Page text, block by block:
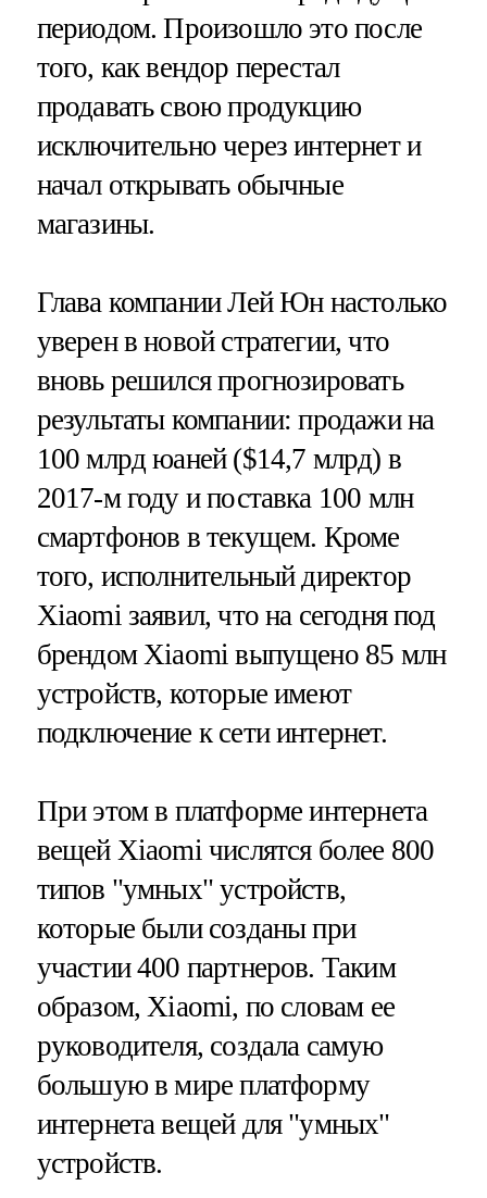
периодом. Произошло это после
того, как вендор перестал
продавать свою продукцию
исключительно через интернет и
начал открывать обычные
магазины.
Глава компании Лей Юн настолько
уверен в новой стратегии, что
вновь решился прогнозировать
результаты компании: продажи на
100 млрд юаней ($14,7 млрд) в
2017-м году и поставка 100 млн
смартфонов в текущем. Кроме
того, исполнительный директор
Xiaomi заявил, что на сегодня под
брендом Xiaomi выпущено 85 млн
устройств, которые имеют
подключение к сети интернет.
При этом в платформе интернета
вещей Xiaomi числятся более 800
типов "умных" устройств,
которые были созданы при
участии 400 партнеров. Таким
образом, Xiaomi, по словам ее
руководителя, создала самую
большую в мире платформу
интернета вещей для "умных"
устройств.